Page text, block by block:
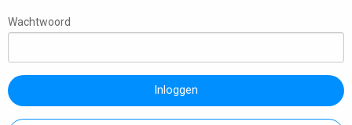
Wachtwoord
Inloggen